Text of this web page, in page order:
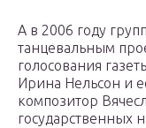
А в 2006 году
танцевальным
голосования
Ирина Нельсон и
композитор
государственных